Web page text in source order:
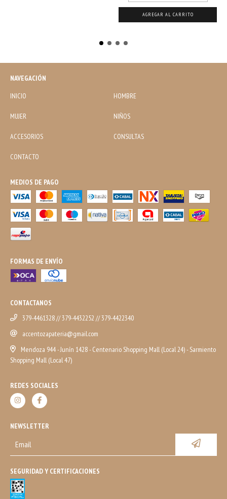
AGREGAR AL CARRITO
NAVEGACIÓN
INICIO
HOMBRE
MUJER NIÑOS
ACCESORIOS CONSULTAS
CONTACTO
MEDIOS DE PAGO
FORMAS DE ENVÍO
CONTACTANOS
379-4461328 // 379-4432252 // 379-4422340
accentozapateria@gmail.com
Mendoza 944 - Junín 1428 - Centenario Shopping Mall (Local 24) - Sarmiento
Shopping Mall (Local 47)
REDES SOCIALES
NEWSLETTER
SEGURIDAD Y CERTIFICACIONES